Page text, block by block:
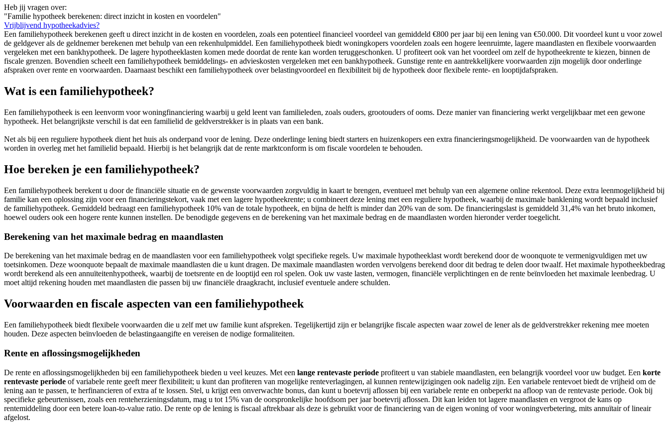
Heb jij vragen over:
"Familie hypotheek berekenen: direct inzicht in kosten en voordelen"
Vrijblijvend hypotheekadvies?
Een familiehypotheek berekenen geeft u direct inzicht in de kosten en voordelen, zoals een potentieel financieel voordeel van gemiddeld €800 per jaar bij een lening van €50.000. Dit voordeel kunt u voor zowel
de geldgever als de geldnemer berekenen met behulp van een rekenhulpmiddel. Een familiehypotheek biedt woningkopers voordelen zoals een hogere leenruimte, lagere maandlasten en flexibele voorwaarden
vergeleken met een bankhypotheek. De lagere hypotheeklasten komen mede doordat de rente kan worden teruggeschonken. U profiteert ook van het voordeel om zelf de hypotheekrente te kiezen, binnen de
fiscale grenzen. Bovendien scheelt een familiehypotheek bemiddelings- en advieskosten vergeleken met een bankhypotheek. Gunstige rente en aantrekkelijkere voorwaarden zijn mogelijk door onderlinge
afspraken over rente en voorwaarden. Daarnaast beschikt een familiehypotheek over belastingvoordeel en flexibiliteit bij de hypotheek door flexibele rente- en looptijdafspraken.
Wat is een familiehypotheek?
Een familiehypotheek is een leenvorm voor woningfinanciering waarbij u geld leent van familieleden, zoals ouders, grootouders of ooms. Deze manier van financiering werkt vergelijkbaar met een gewone
hypotheek. Het belangrijkste verschil is dat een familielid de geldverstrekker is in plaats van een bank.
Net als bij een reguliere hypotheek dient het huis als onderpand voor de lening. Deze onderlinge lening biedt starters en huizenkopers een extra financieringsmogelijkheid. De voorwaarden van de hypotheek
worden in overleg met het familielid bepaald. Hierbij is het belangrijk dat de rente marktconform is om fiscale voordelen te behouden.
Hoe bereken je een familiehypotheek?
Een familiehypotheek berekent u door de financiële situatie en de gewenste voorwaarden zorgvuldig in kaart te brengen, eventueel met behulp van een algemene online rekentool. Deze extra leenmogelijkheid bij
familie kan een oplossing zijn voor een financieringstekort, vaak met een lagere hypotheekrente; u combineert deze lening met een reguliere hypotheek, waarbij de maximale banklening wordt bepaald inclusief
de familiehypotheek. Gemiddeld bedraagt een familiehypotheek 10% van de totale hypotheek, en bijna de helft is minder dan 20% van de som. De financieringslast is gemiddeld 31,4% van het bruto inkomen,
hoewel ouders ook een hogere rente kunnen instellen. De benodigde gegevens en de berekening van het maximale bedrag en de maandlasten worden hieronder verder toegelicht.
Berekening van het maximale bedrag en maandlasten
De berekening van het maximale bedrag en de maandlasten voor een familiehypotheek volgt specifieke regels. Uw maximale hypotheeklast wordt berekend door de woonquote te vermenigvuldigen met uw
toetsinkomen. Deze woonquote bepaalt de maximale maandlasten die u kunt dragen. De maximale maandlasten worden vervolgens berekend door dit bedrag te delen door twaalf. Het maximale hypotheekbedrag
wordt berekend als een annuïteitenhypotheek, waarbij de toetsrente en de looptijd een rol spelen. Ook uw vaste lasten, vermogen, financiële verplichtingen en de rente beïnvloeden het maximale leenbedrag. U
moet altijd rekening houden met maandlasten die passen bij uw financiële draagkracht, inclusief eventuele andere schulden.
Voorwaarden en fiscale aspecten van een familiehypotheek
Een familiehypotheek biedt flexibele voorwaarden die u zelf met uw familie kunt afspreken. Tegelijkertijd zijn er belangrijke fiscale aspecten waar zowel de lener als de geldverstrekker rekening mee moeten
houden. Deze aspecten beïnvloeden de belastingaangifte en vereisen de nodige formaliteiten.
Rente en aflossingsmogelijkheden
De rente en aflossingsmogelijkheden bij een familiehypotheek bieden u veel keuzes. Met een lange rentevaste periode profiteert u van stabiele maandlasten, een belangrijk voordeel voor uw budget. Een korte
rentevaste periode of variabele rente geeft meer flexibiliteit; u kunt dan profiteren van mogelijke renteverlagingen, al kunnen rentewijzigingen ook nadelig zijn. Een variabele rentevoet biedt de vrijheid om de
lening aan te passen, te herfinancieren of extra af te lossen. Stel, u krijgt een onverwachte bonus, dan kunt u boetevrij aflossen bij een variabele rente en onbeperkt na afloop van de rentevaste periode. Ook bij
specifieke gebeurtenissen, zoals een renteherzieningsdatum, mag u tot 15% van de oorspronkelijke hoofdsom per jaar boetevrij aflossen. Dit kan leiden tot lagere maandlasten en vergroot de kans op
rentemiddeling door een betere loan-to-value ratio. De rente op de lening is fiscaal aftrekbaar als deze is gebruikt voor de financiering van de eigen woning of voor woningverbetering, mits annuïtair of lineair
afgelost.